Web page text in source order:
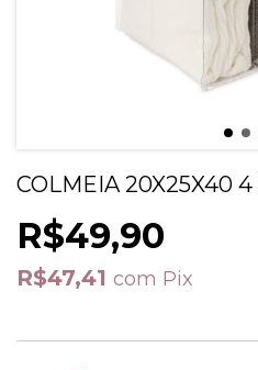
COLMEIA 20X25X40
R$49,90
R$47,41 com Pix